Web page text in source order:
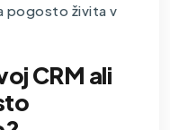
pogosto živita v
CRM ali